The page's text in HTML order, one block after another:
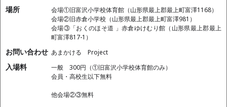
場所
会場①旧富沢小学校体育館（山形県最上郡最上町富澤1168）
会場②旧赤倉小学校（山形県最上郡最上町富澤981）
会場③「おくのほそ道 」赤倉ゆけむり館（山形県最上郡最上
町富澤817-1）
お問い合わせ あまかける Project
入場料
一般 300円（①旧富沢小学校体育館のみ）
会員・高校生以下無料
他会場②③無料